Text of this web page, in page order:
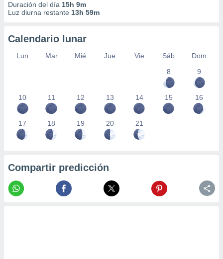
Duración del día 15h 9m
Luz diurna restante 13h 59m
Calendario lunar
Lun Mar Mié Jue Vie Sáb
Dom
8
9
10 11 12 13 14 15 16
17 18 19 20 21
Compartir predicción